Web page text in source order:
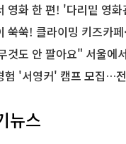
영화 한 편! '다리밑 영
쑥쑥! 클라이밍 키즈카페
안 팔아요" 서울에서 가장 특
험 '서영커' 캠프 모집…
뉴스